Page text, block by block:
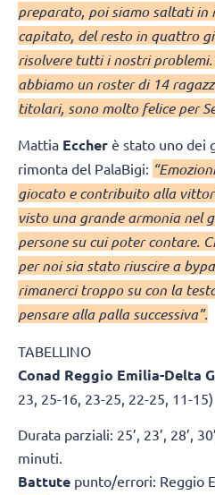
preparato, poi siamo saltati in
capitato, del resto in quattro
risolvere tutti i nostri
abbiamo un roster di 14
titolari, sono molto felice per
Mattia Eccher è stato uno dei
rimonta del PalaBigi:
giocato e contribuito alla
visto una grande armonia nel
persone su cui poter contare.
per noi sia stato riuscire a
rimanerci troppo su con la
pensare alla palla successiva”.
TABELLINO
Conad Reggio Emilia-Delta
23, 25-16, 23-25, 22-25, 11-15)
Durata parziali: 25’, 23’, 28’,
minuti.
Battute punto/errori: Reggio